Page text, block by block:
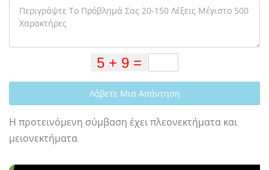
Λάβετε Μια Απάντηση
Η προτεινόμενη σύμβαση έχει πλεονεκτήματα και
μειονεκτήματα